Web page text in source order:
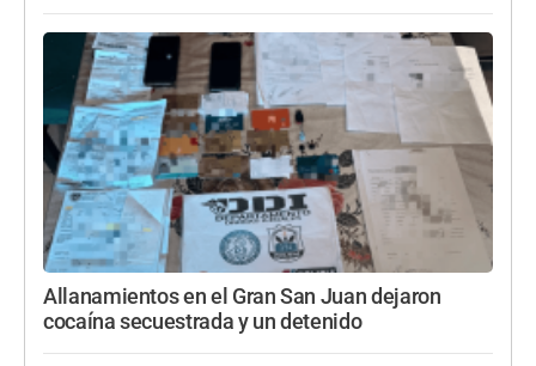
Allanamientos en el Gran San Juan dejaron
cocaína secuestrada y un detenido